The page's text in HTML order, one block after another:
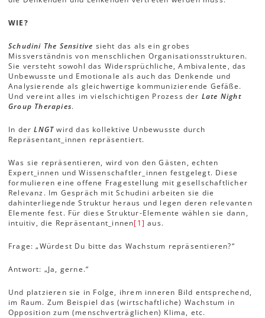
WIE?
Schudini The Sensitive sieht das als ein grobes
Missverständnis von menschlichen Organisationsstrukturen.
Sie versteht sowohl das Widersprüchliche, Ambivalente, das
Unbewusste und Emotionale als auch das Denkende und
Analysierende als gleichwertige kommunizierende Gefäße.
Und vereint alles im vielschichtigen Prozess der Late Night
Group Therapies.
In derLNGT wird das kollektive Unbewusste durch
Repräsentant_innen repräsentiert.
Was sie repräsentieren, wird von den Gästen, echten
Expert_innen und Wissenschaftler_innen festgelegt. Diese
formulieren eine offene Fragestellung mit gesellschaftlicher
Relevanz. Im Gespräch mit Schudini arbeiten sie die
dahinterliegende Struktur heraus und legen deren relevanten
Elemente fest. Für diese Struktur-Elemente wählen sie dann,
intuitiv, die Repräsentant_innen[1] aus.
Frage: „Würdest Du bitte das Wachstum repräsentieren?“
Antwort: „Ja, gerne.“
Und platzieren sie in Folge, ihrem inneren Bild entsprechend,
im Raum. Zum Beispiel das (wirtschaftliche) Wachstum in
Opposition zum (menschverträglichen) Klima, etc.